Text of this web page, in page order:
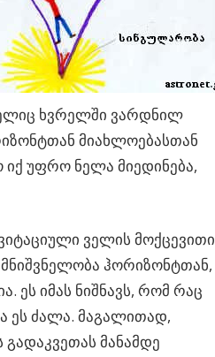
ხვრელში ვარდნილ
მიახლოებასთან
უფრო ნელა მიედინება,
ველის მოქცევითი
ჰორიზონტთან,
ეს იმას ნიშნავს, რომ რაც
ეს ძალა. მაგალითად,
მანამდე